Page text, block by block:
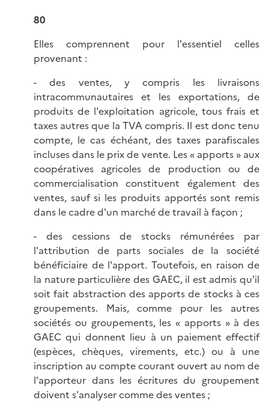
80
Elles comprennent pour l'essentiel celles
provenant :
- des ventes, y compris les livraisons
intracommunautaires et les exportations, de
produits de l'exploitation agricole, tous frais et
taxes autres que la TVA compris. Il est donc tenu
compte, le cas échéant, des taxes parafiscales
incluses dans le prix de vente. Les « apports » aux
coopératives agricoles de production ou de
commercialisation constituent également des
ventes, sauf si les produits apportés sont remis
dans le cadre d'un marché de travail à façon ;
- des cessions de stocks rémunérées par
l'attribution de parts sociales de la société
bénéficiaire de l'apport. Toutefois, en raison de
la nature particulière des GAEC, il est admis qu'il
soit fait abstraction des apports de stocks à ces
groupements. Mais, comme pour les autres
sociétés ou groupements, les « apports » à des
GAEC qui donnent lieu à un paiement effectif
(espèces, chèques, virements, etc.) ou à une
inscription au compte courant ouvert au nom de
l'apporteur dans les écritures du groupement
doivent s'analyser comme des ventes ;